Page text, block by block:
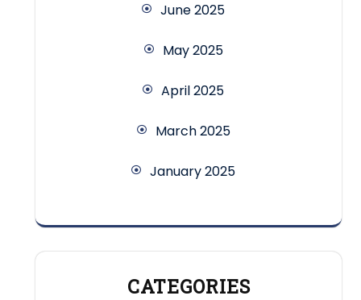
June 2025
May 2025
April 2025
March 2025
January 2025
CATEGORIES